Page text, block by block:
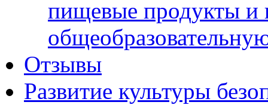
пищевые продукты и
Отзывы
Развитие культуры